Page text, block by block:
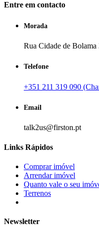
Entre em contacto
Morada
Rua Cidade de
Telefone
+351 211 319 090
Email
talk2us@firston.pt
Links Rápidos
Comprar imóvel
Arrendar imóvel
Quanto vale o seu
Terrenos
Newsletter